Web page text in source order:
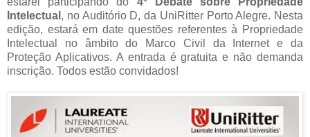
Intelectual , no Auditório D, da UniRitter Porto Alegre. Nesta
edição, estará em date questões referentes à Propriedade
Intelectual no âmbito do Marco Civil da Internet e da
Proteção Aplicativos. A entrada é gratuita e não demanda
inscrição. Todos estão convidados!